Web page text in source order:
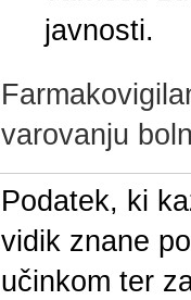
javnosti.
varovanju
Podatek, ki
vidik znane
učinkom ter